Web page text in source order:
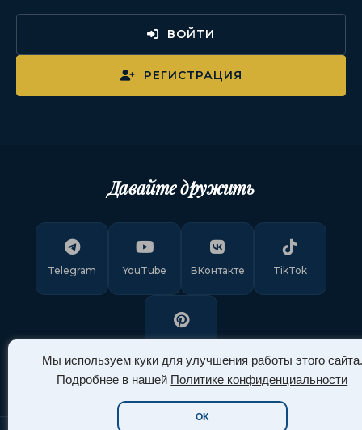
Мы используем куки для улучшения работы этого сайта.
Подробнее в нашей Политике конфиденциальности
ОК
ВОЙТИ
РЕГИСТРАЦИЯ
Давайте дружить
Telegram YouTube ВКонтакте TikTok
Pinterest